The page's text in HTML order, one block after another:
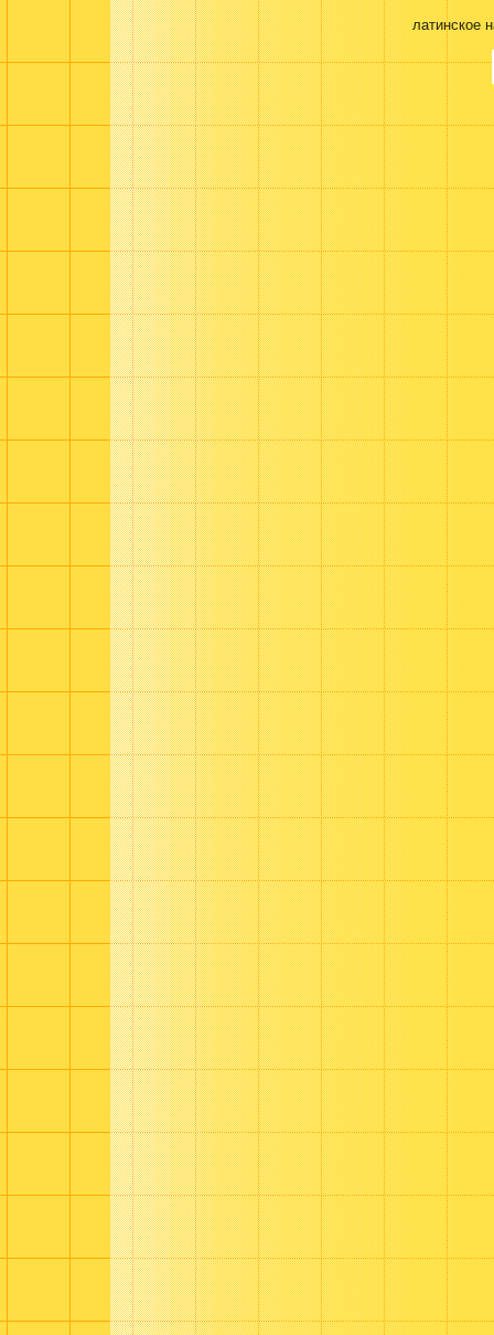
латинское